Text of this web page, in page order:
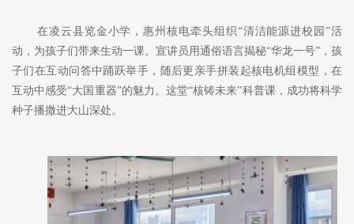
在凌云县览金小学，惠州核电牵头组织“清洁能源进校园”活
动 ， 为孩子们带来生动一课。宣讲员用通俗语言揭秘“华龙一号”，孩
子们在互动问答中踊跃举手，随后更亲手拼装起核电机组模型 ，在
互动中感受“大国 重器”的魅力 。这堂“核铸未来”科普课，成功将科学
种子播撒进大山深处。